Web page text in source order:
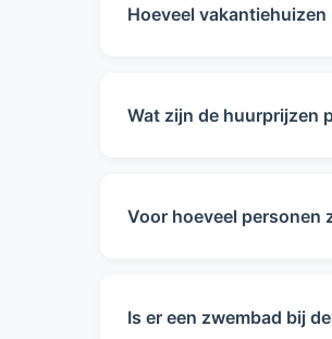
Hoeveel
Wat zijn de huurprijzen
Voor hoeveel personen
Is er een zwembad bij